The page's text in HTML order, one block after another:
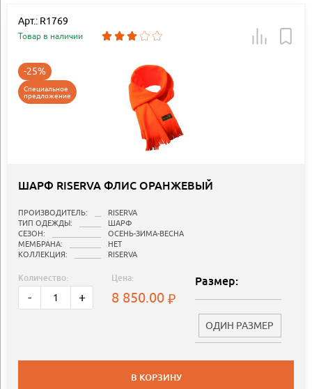
Арт.: R1769
Товар в наличии
-25%
Специальное
предложение
ШАРФ RISERVA ФЛИС ОРАНЖЕВЫЙ
ПРОИЗВОДИТЕЛЬ:
RISERVA
ТИП ОДЕЖДЫ:
ШАРФ
СЕЗОН:
ОСЕНЬ-ЗИМА-ВЕСНА
МЕМБРАНА:
НЕТ
КОЛЛЕКЦИЯ:
RISERVA
Количество:
- +
Цена:
8 850.00
Размер:
ОДИН РАЗМЕР
В КОРЗИНУ